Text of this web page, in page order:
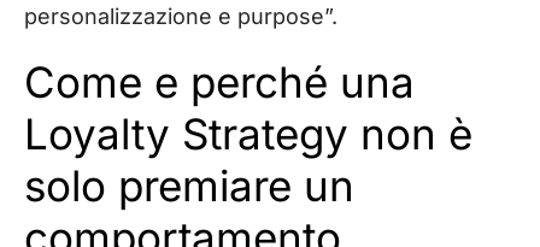
personalizzazione e purpose”.
Come e perché una
Loyalty Strategy non è
solo premiare un